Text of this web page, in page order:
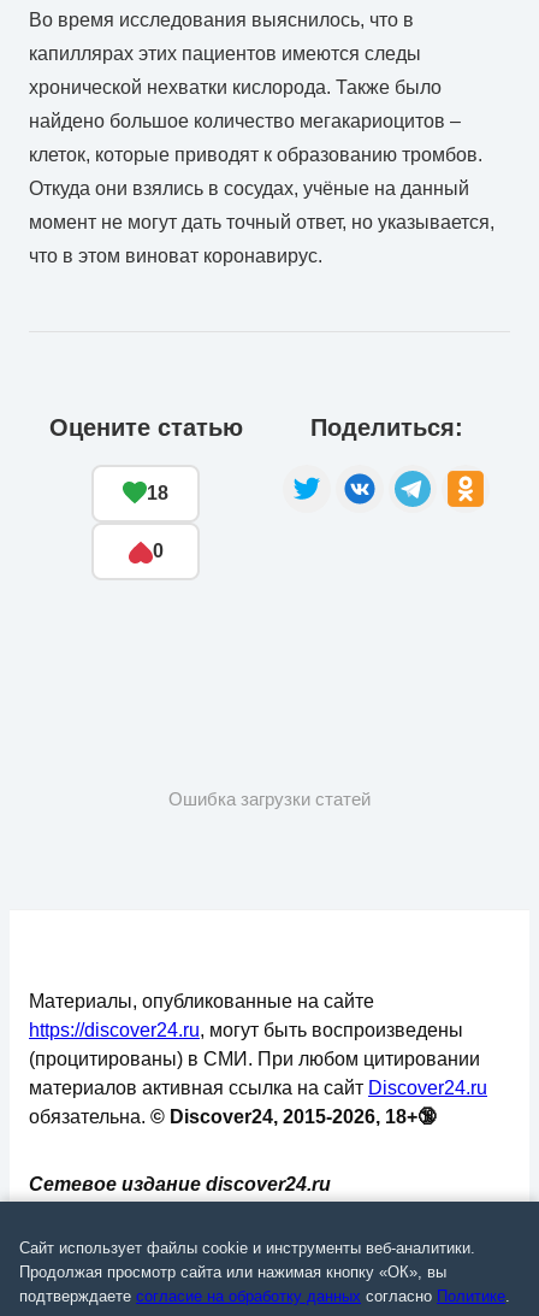
Во время исследования выяснилось, что в
капиллярах этих пациентов имеются следы
хронической нехватки кислорода. Также было
найдено большое количество мегакариоцитов –
клеток, которые приводят к образованию тромбов.
Откуда они взялись в сосудах, учёные на данный
момент не могут дать точный ответ, но указывается,
что в этом виноват коронавирус.
Оцените статью
18
0
Поделиться:
Ошибка загрузки статей
Сетевое издание discover24.ru
надзору в сфере связи, информационных
технологий и массовых коммуникаций
(Роскомнадзор). Регистрационный номер: ЭЛ №
Материалы, опубликованные на сайте
https://discover24.ru, могут быть воспроизведены
(процитированы) в СМИ. При любом цитировании
материалов активная ссылка на сайт Discover24.ru
обязательна. © Discover24, 2015-2026, 18+🔞
Сайт использует файлы cookie и инструменты веб-аналитики.
Продолжая просмотр сайта или нажимая кнопку «ОК», вы
подтверждаете согласие на обработку данных согласно Политике.